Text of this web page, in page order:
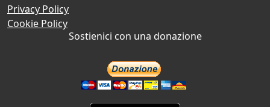
Privacy Policy
Cookie Policy
Sostienici con una donazione